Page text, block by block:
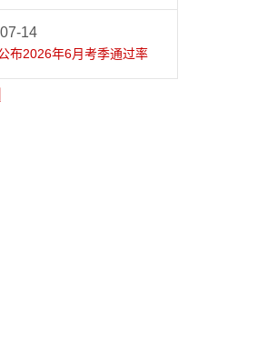
14
布2026年6月考季通过率